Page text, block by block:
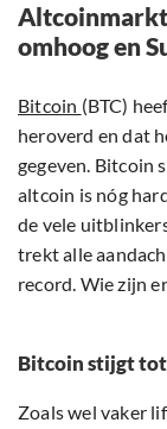
omhoog en
Bitcoin (BTC)
heroverd en dat
gegeven. Bitcoin
altcoin is nóg
de vele
trekt alle
record. Wie zijn
Bitcoin stijgt
Zoals wel vaker